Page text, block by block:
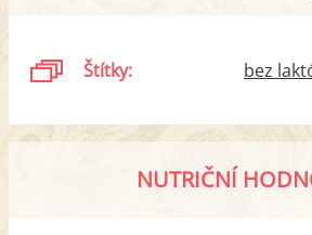
Štítky: bez
NUTRIČNÍ